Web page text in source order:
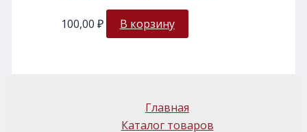
100,00 ₽ В корзину
Главная
Каталог товаров